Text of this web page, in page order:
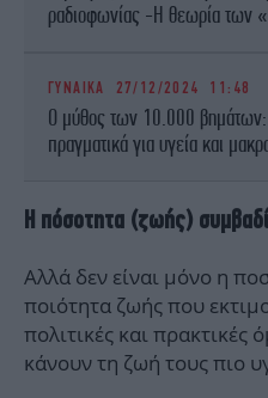
ραδιοφωνίας -Η θεωρία των
ΓΥΝΑΙΚΑ 27/12/2024 11:48
Ο μύθος των 10.000 βημάτων:
πραγματικά για υγεία και
Η πόσοτητα (ζωής)
Αλλά δεν είναι μόνο η
ποιότητα ζωής που
πολιτικές και πρακτικές
κάνουν τη ζωή τους πιο